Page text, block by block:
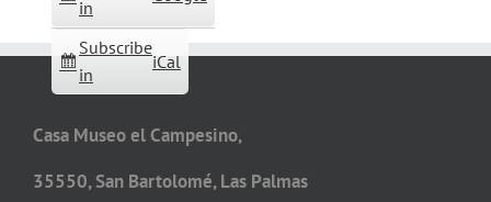
in
Subscribe
in
iCal
Casa Museo el Campesino,
35550, San Bartolomé, Las Palmas